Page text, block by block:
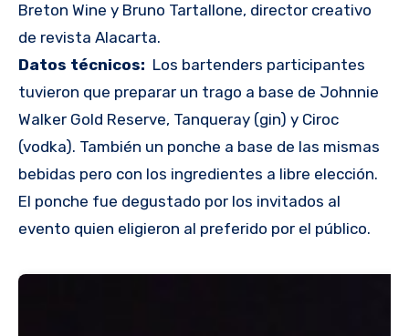
Breton Wine y Bruno Tartallone, director creativo
de revista Alacarta.
Datos técnicos: Los bartenders participantes
tuvieron que preparar un trago a base de Johnnie
Walker Gold Reserve, Tanqueray (gin) y Ciroc
(vodka). También un ponche a base de las mismas
bebidas pero con los ingredientes a libre elección.
El ponche fue degustado por los invitados al
evento quien eligieron al preferido por el público.